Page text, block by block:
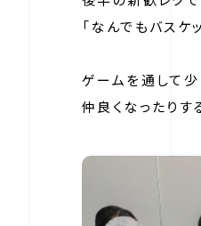
「なんでもバスケ
ゲームを通して
仲良くなったりす